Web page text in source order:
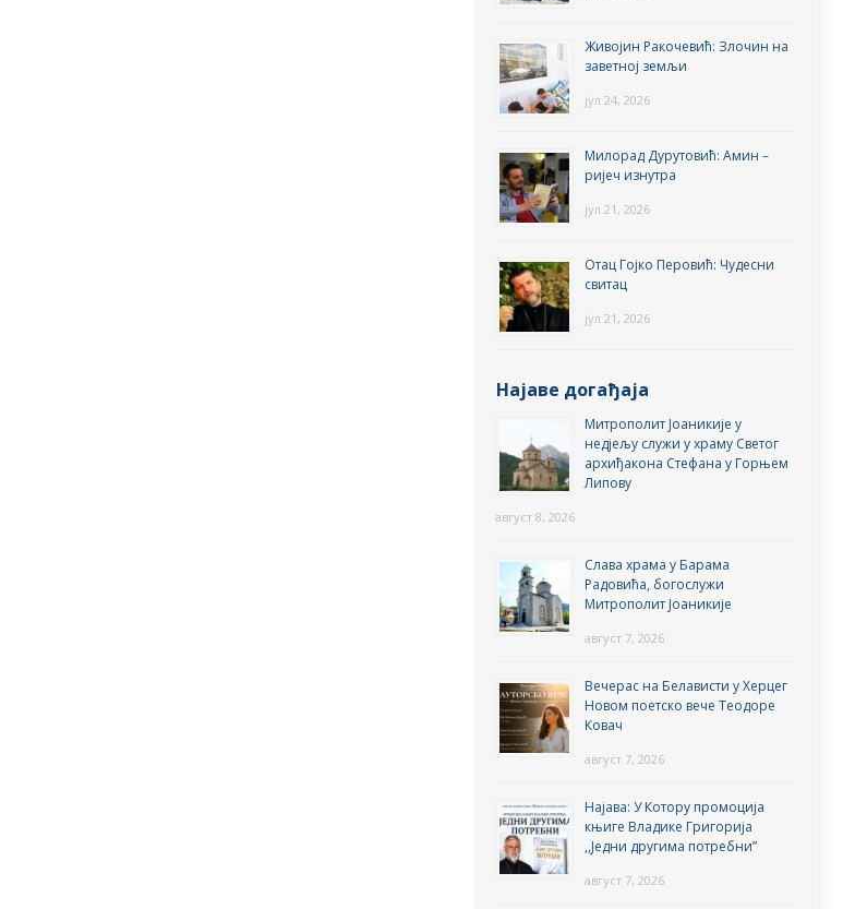
Живојин Ракочевић: Злочин на
заветној земљи
јул 24, 2026
Милорад Дурутовић: Амин –
ријеч изнутра
јул 21, 2026
Отац Гојко Перовић: Чудесни
свитац
јул 21, 2026
Најаве догађаја
Митрополит Јоаникије у
недјељу служи у храму Светог
архиђакона Стефана у Горњем
Липову
август 8, 2026
Слава храма у Барама
Радовића, богослужи
Митрополит Јоаникије
август 7, 2026
Вечерас на Белависти у Херцег
Новом поетско вече Теодоре
Ковач
август 7, 2026
Најава: У Котору промоција
књиге Владике Григорија
,,Једни другима потребни”
август 7, 2026